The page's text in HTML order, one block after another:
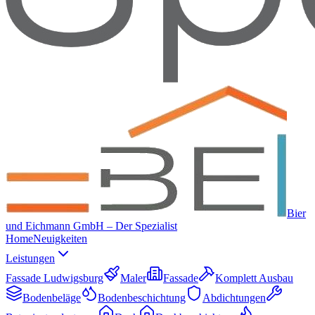
Bier
und Eichmann GmbH – Der Spezialist
HomeNeuigkeiten
Leistungen
Fassade Ludwigsburg
Maler Fassade
Komplett Ausbau
Bodenbeläge
Bodenbeschichtung
Abdichtungen